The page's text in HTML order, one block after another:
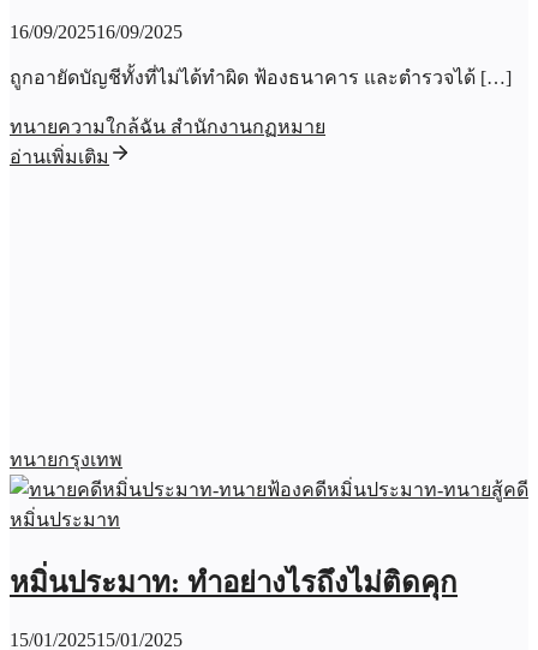
16/09/202516/09/2025
ถูกอายัดบัญชีทั้งที่ไม่ได้ทำผิด ฟ้องธนาคาร และตำรวจได้ […]
ทนายความใกล้ฉัน สำนักงานกฏหมาย
อ่านเพิ่มเติม
ทนายกรุงเทพ
หมิ่นประมาท: ทำอย่างไรถึงไม่ติดคุก
15/01/202515/01/2025